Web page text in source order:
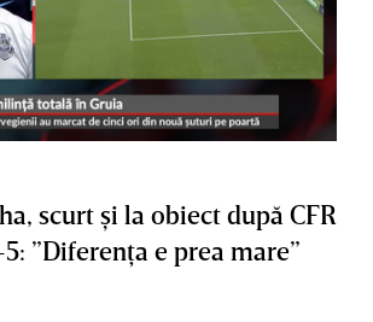
scurt şi la obiect după CFR
”Diferenţa e prea mare”